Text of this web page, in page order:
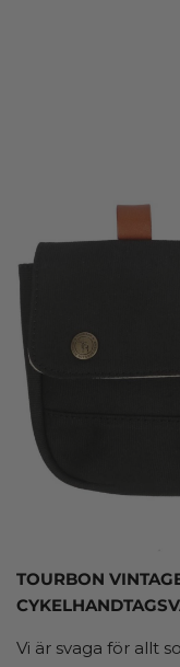
TOURBON
Vi är svaga för allt